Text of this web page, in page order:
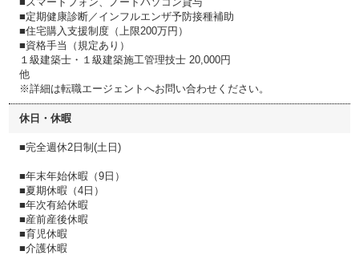
■定期健康診断／インフルエンザ予防接種補助
■住宅購入支援制度（上限200万円）
■資格手当（規定あり）
１級建築士・１級建築施工管理技士 20,000円
他
※詳細は転職エージェントへお問い合わせください。
休日・休暇
■完全週休2日制(土日)
■年末年始休暇（9日）
■夏期休暇（4日）
■年次有給休暇
■産前産後休暇
■育児休暇
■介護休暇